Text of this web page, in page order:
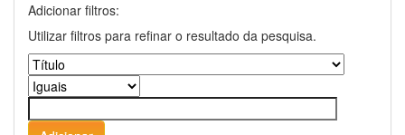
Adicionar filtros:
Utilizar filtros para refinar o resultado da pesquisa.